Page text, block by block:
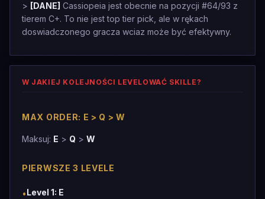
> [DANE] Cassiopeia jest obecnie na pozycji #64/93 z
tierem C+. To nie jest top tier pick, ale w rękach
doswiadczonego gracza wciaz może być efektywny.
W JAKIEJ KOLEJNOŚCI LEVELOWAĆ SKILLE?
MAX ORDER: E > Q > W
Maksuj: E > Q > W
PIERWSZE 3 LEVELE
•Level 1: E